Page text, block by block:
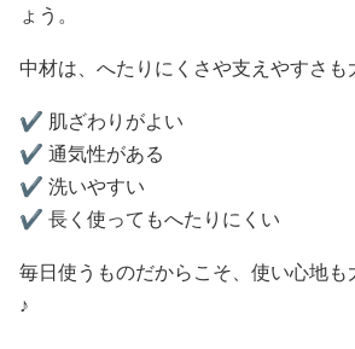
ょう。
中材は、へたりにくさや支えやすさも
✔️ 肌ざわりがよい
✔️ 通気性がある
✔️ 洗いやすい
✔️ 長く使ってもへたりにくい
毎日使うものだからこそ、使い心地
♪